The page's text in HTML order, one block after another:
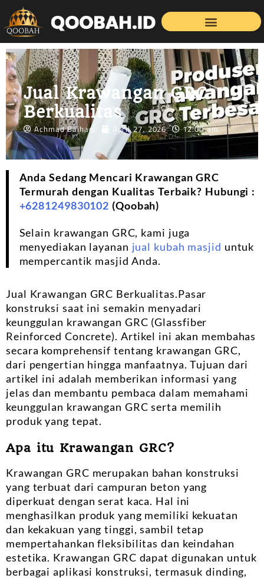
Jual Krawangan GRC
Berkualitas
Achmad Baihaqi April 27, 2026 12:00 am
Anda Sedang Mencari Krawangan GRC
Termurah dengan Kualitas Terbaik? Hubungi :
+6281249830102 (Qoobah)
Selain krawangan GRC, kami juga
menyediakan layanan jual kubah masjid untuk
mempercantik masjid Anda.
Jual Krawangan GRC Berkualitas.Pasar
konstruksi saat ini semakin menyadari
keunggulan krawangan GRC (Glassfiber
Reinforced Concrete). Artikel ini akan membahas
secara komprehensif tentang krawangan GRC,
dari pengertian hingga manfaatnya. Tujuan dari
artikel ini adalah memberikan informasi yang
jelas dan membantu pembaca dalam memahami
keunggulan krawangan GRC serta memilih
produk yang tepat.
Apa itu Krawangan GRC?
Krawangan GRC merupakan bahan konstruksi
yang terbuat dari campuran beton yang
diperkuat dengan serat kaca. Hal ini
menghasilkan produk yang memiliki kekuatan
dan kekakuan yang tinggi, sambil tetap
mempertahankan fleksibilitas dan keindahan
estetika. Krawangan GRC dapat digunakan untuk
berbagai aplikasi konstruksi, termasuk dinding,